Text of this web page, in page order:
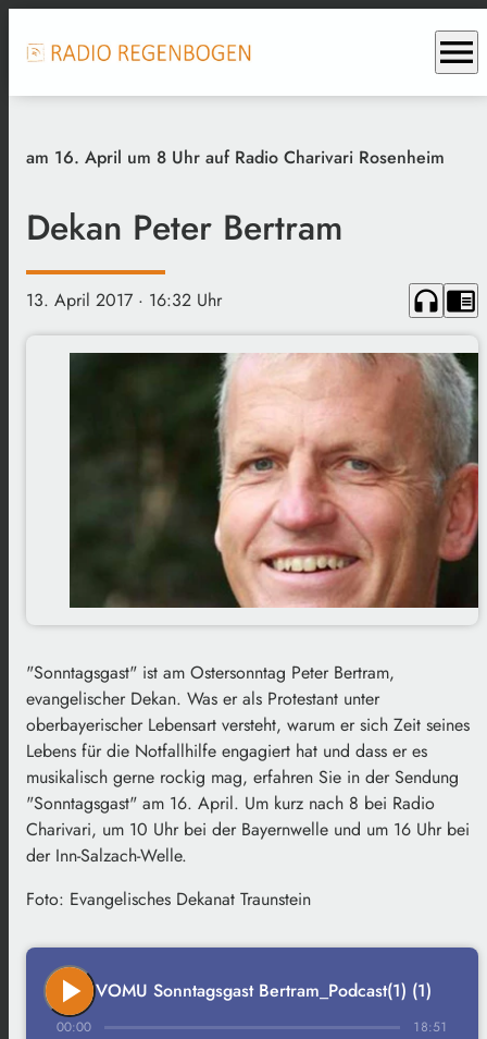
menu
am 16. April um 8 Uhr auf Radio Charivari Rosenheim
Dekan Peter Bertram
13. April 2017 · 16:32 Uhr headphones chrome_reader_mode
"Sonntagsgast" ist am Ostersonntag Peter Bertram,
evangelischer Dekan. Was er als Protestant unter
oberbayerischer Lebensart versteht, warum er sich Zeit seines
Lebens für die Notfallhilfe engagiert hat und dass er es
musikalisch gerne rockig mag, erfahren Sie in der Sendung
"Sonntagsgast" am 16. April. Um kurz nach 8 bei Radio
Charivari, um 10 Uhr bei der Bayernwelle und um 16 Uhr bei
der Inn-Salzach-Welle.
Foto: Evangelisches Dekanat Traunstein
play_arrow VOMU Sonntagsgast Bertram_Podcast(1) (1)
00:00 18:51